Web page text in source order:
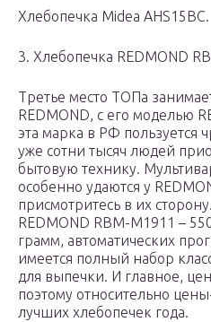
Хлебопечка Midea AHS15BC.
3. Хлебопечка REDMOND
Третье место ТОПа
REDMOND, с его моделью
эта марка в РФ пользуется
уже сотни тысяч людей
бытовую технику.
особенно удаются у
присмотритесь в их
REDMOND RBM-M1911 –
грамм, автоматических
имеется полный набор
для выпечки. И главное,
поэтому относительно
лучших хлебопечек года.